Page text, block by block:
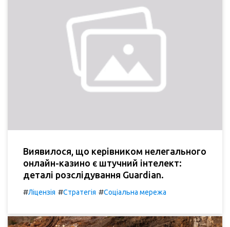
Виявилося, що керівником нелегального
онлайн-казино є штучний інтелект:
деталі розслідування Guardian.
#Ліцензія #Стратегія #Соціальна мережа